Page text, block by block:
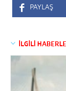
PAYLAŞ
İLGİLİ